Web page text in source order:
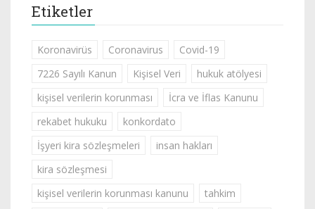
Etiketler
Koronavirüs Coronavirus
Covid-19
7226 Sayılı Kanun
Kişisel Veri
hukuk atölyesi
kişisel verilerin korunması
İcra ve İflas Kanunu
rekabet hukuku
konkordato
İşyeri kira sözleşmeleri
insan hakları
kira sözleşmesi
kişisel verilerin korunması kanunu
tahkim